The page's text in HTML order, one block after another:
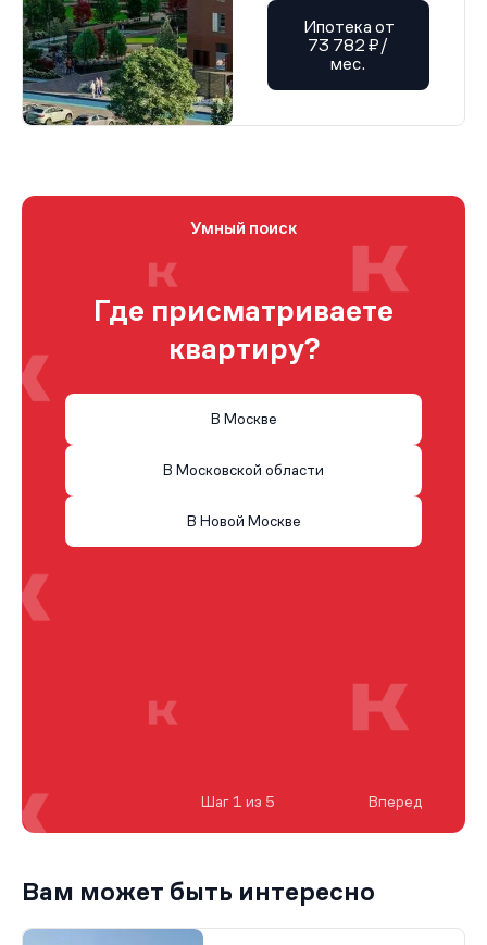
Ипотека от
73 782 ₽/
мес.
Умный поиск
Где присматриваете
квартиру?
В Москве
В Московской области
В Новой Москве
Шаг 1 из 5 Вперед
Вам может быть интересно